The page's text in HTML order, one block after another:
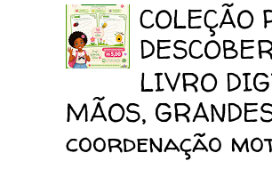
COLEÇÃO
LIVRO
MÃOS,
coordenação